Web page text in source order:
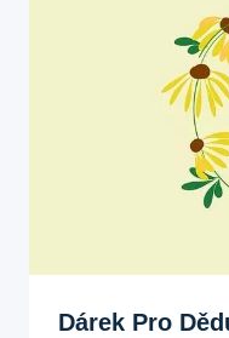
Dárek Pro